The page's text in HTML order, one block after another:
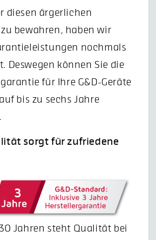
diesen ärgerlichen
bewahren, haben wir
nochmals
Deswegen können Sie die
für Ihre G&D-Geräte
bis zu sechs Jahre
sorgt für zufriedene
Jahren steht Qualität bei